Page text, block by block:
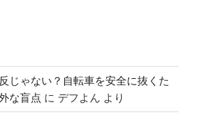
じゃない？自転車を安全に抜くた
な盲点 に デフよん より